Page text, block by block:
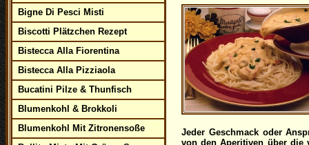
Bigne Di Pesci Misti
Biscotti Plätzchen Rezept
Bistecca Alla Fiorentina
Bistecca Alla Pizziaola
Bucatini Pilze & Thunfisch
Blumenkohl & Brokkoli
Blumenkohl Mit Zitronensoße
Jeder Geschmack oder
von den Aperitiven über die